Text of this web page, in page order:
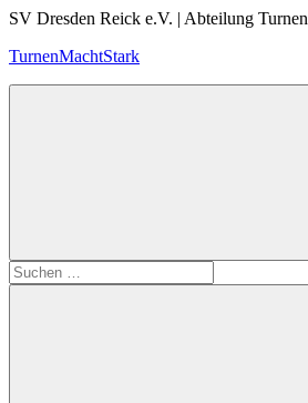
Zum
springen
SV Dresden Reick e.V. | Abteilung Turnen
TurnenMachtStark
Suchen
nach: